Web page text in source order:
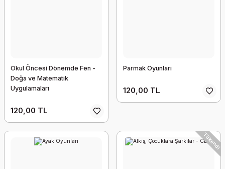
Okul Öncesi Dönemde Fen -
Doğa ve Matematik
Uygulamaları
120,00 TL
Parmak Oyunları
120,00 TL
Tükendi